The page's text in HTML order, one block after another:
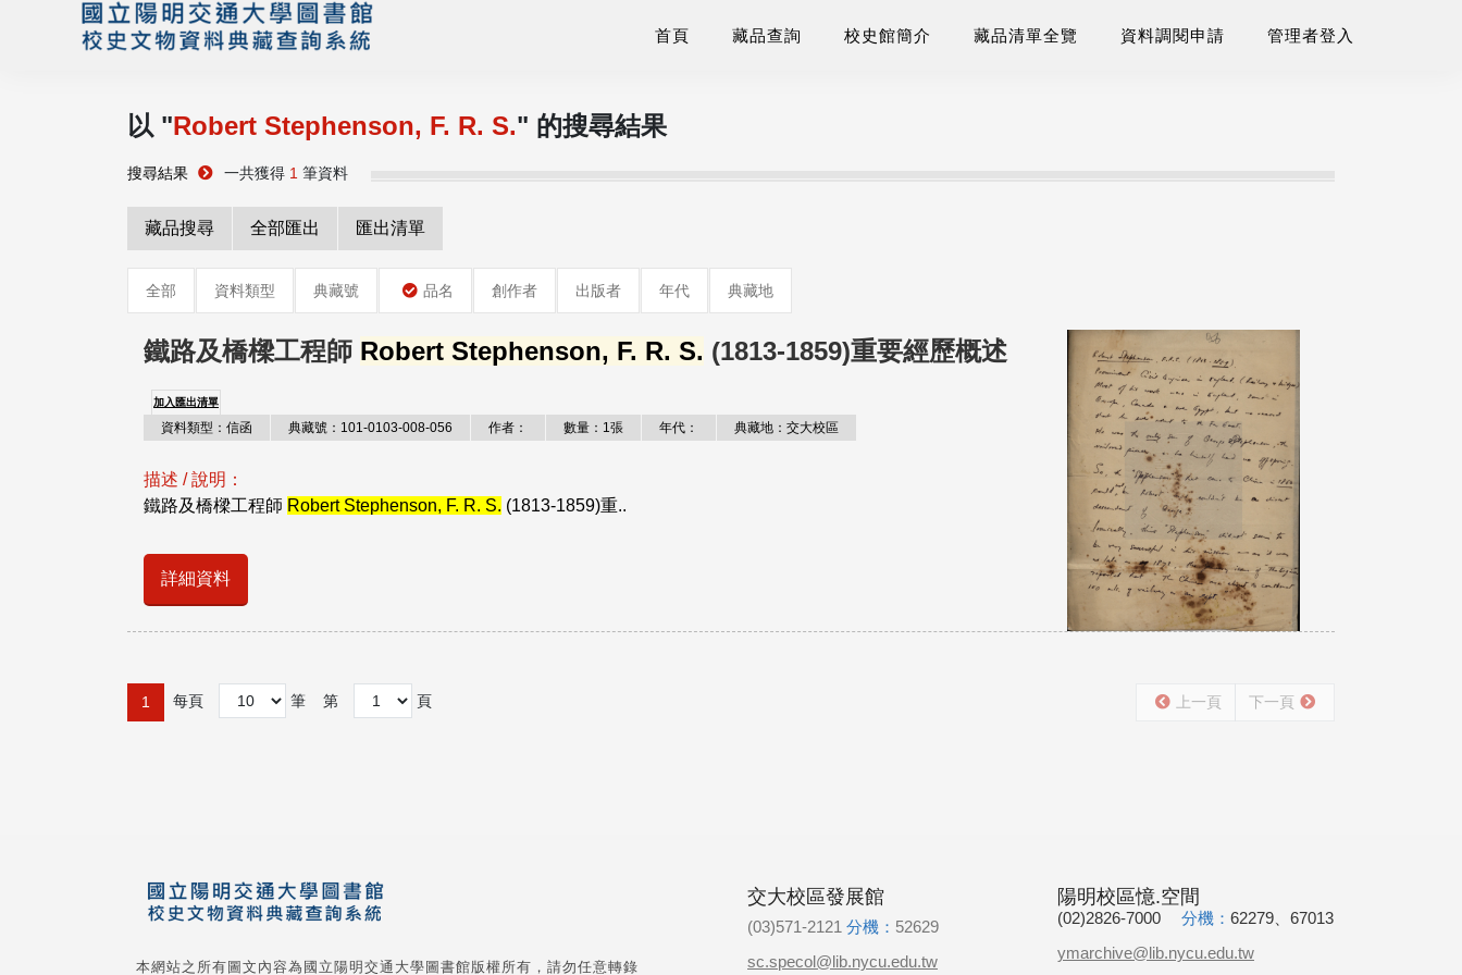
首頁 藏品查詢 校史館簡介 藏品清單全覽 資料調閱申請 管理者登入
以 "Robert Stephenson, F. R. S." 的搜尋結果
搜尋結果 一共獲得 1 筆資料
藏品搜尋 全部匯出 匯出清單
全部 資料類型 典藏號 品名 創作者 出版者 年代 典藏地
鐵路及橋樑工程師 Robert Stephenson, F. R. S. (1813-1859)重要經歷概述
加入匯出清單
資料類型：信函 典藏號：101-0103-008-056 作者： 數量：1張 年代： 典藏地：交大校區
描述 / 說明：
鐵路及橋樑工程師 Robert Stephenson, F. R. S. (1813-1859)重..
詳細資料
1 每頁 筆 第 頁 上一頁 下一頁
本網站之所有圖文內容為國立陽明交通大學圖書館版權所有，請勿任意轉錄
交大校區發展館
(03)571-2121 分機： 52629
sc.specol@lib.nycu.edu.tw
陽明校區憶.空間
(02)2826-7000 分機： 62279、67013
ymarchive@lib.nycu.edu.tw